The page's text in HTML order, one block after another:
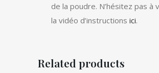
de la poudre. N’hésitez pas à
la vidéo d’instructions ici.
Related products